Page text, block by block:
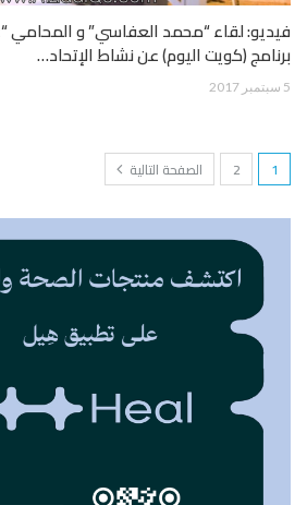
فيديو: لقاء “محمد العفاسي” و المحامي
برنامج (كويت اليوم) عن نشاط الإتحاد…
5 سبتمبر 2017
1
2 الصفحة التالية